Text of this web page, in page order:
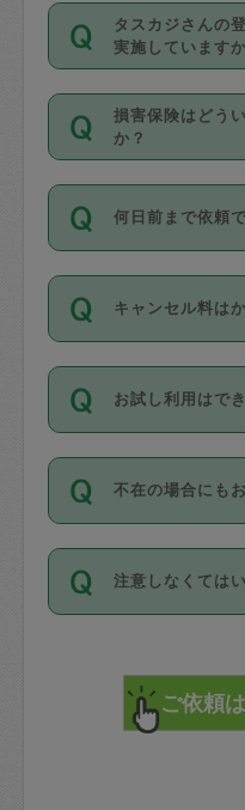
動計算で表示
開始時間を２時
能です。依頼
んにメッセージ
い。ただし、２
時間も被らない
する前にタス
確認してくださ
基本的に、高
外での作業は対
主婦として長
方、栄養士・調
育園や学校の
係の専門職に従
すでにハウスキ
てお仕事をし
社員など様々な
登録しています
日本語も話せる
ールに記載して
を依頼してくだ
タスカジさんの
実施しています
応募の際に、
を行っています
写真提出をし
確認しています
ング動画を使
現場トライアル
ジさんが活動
※テストセンタ
参考
【詳細】
損害保険はどう
か？
依頼者とタス
を通して成立し
適用されます
です。作業中に
をさせたりし
す。
写真を撮り、
詳細FAQ：
損
何日前まで依頼
ご依頼は、現
以降）の日時か
す。
タスカジさんへ
可能です。
キャンセル料は
キャンセル料
す。
1. 直前キャンセ
共通）
72時間を超え
料が発生します
直前キャンセル
72時間前〜24
お試し利用はで
「お試し利用
せんが、「一回
とによって、
まず、条件の
みてください。
その後、一番
不在の場合にも
不在の場合の
が必要です。数
ジさんと依頼
てください。
不在時に部屋
注意しなくては
で、必ず鍵の
れて依頼者の
けてください。